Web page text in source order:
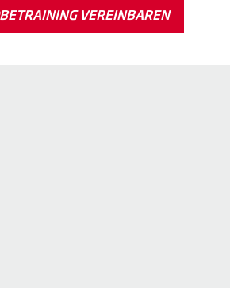
VEREINBAREN